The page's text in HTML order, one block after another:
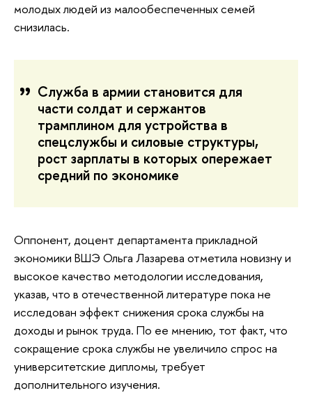
молодых людей из малообеспеченных семей
снизилась.
Служба в армии становится для
части солдат и сержантов
трамплином для устройства в
спецслужбы и силовые структуры,
рост зарплаты в которых опережает
средний по экономике
Оппонент, доцент департамента прикладной
экономики ВШЭ Ольга Лазарева отметила новизну и
высокое качество методологии исследования,
указав, что в отечественной литературе пока не
исследован эффект снижения срока службы на
доходы и рынок труда. По ее мнению, тот факт, что
сокращение срока службы не увеличило спрос на
университетские дипломы, требует
дополнительного изучения.